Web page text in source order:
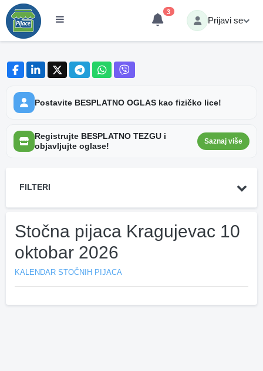
3
Prijavi se
Postavite BESPLATNO OGLAS kao fizičko lice!
Registrujte BESPLATNO TEZGU i
objavljujte oglase!
Saznaj više
FILTERI
Stočna pijaca Kragujevac 10
oktobar 2026
KALENDAR STOČNIH PIJACA